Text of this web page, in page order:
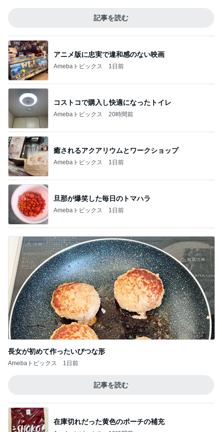
記事を読む
アニメ版に忠実で違和感のない映画
Amebaトピックス 1日前
コストコで購入し快適になったトイレ
Amebaトピックス 20時間前
癒されるアクアリウムとワークショップ
Amebaトピックス 1日前
旦那が爆笑した毎日のトマハラ
Amebaトピックス 1日前
長女が初めて作ったいびつな形
Amebaトピックス 1日前
記事を読む
在庫切れだった黄色のポーチの補充